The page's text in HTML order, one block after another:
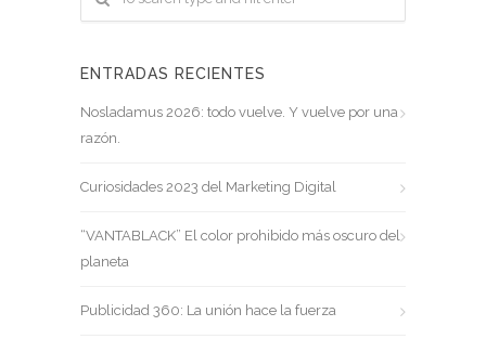
ENTRADAS RECIENTES
Nosladamus 2026: todo vuelve. Y vuelve por una
razón.
Curiosidades 2023 del Marketing Digital
“VANTABLACK” El color prohibido más oscuro del
planeta
Publicidad 360: La unión hace la fuerza